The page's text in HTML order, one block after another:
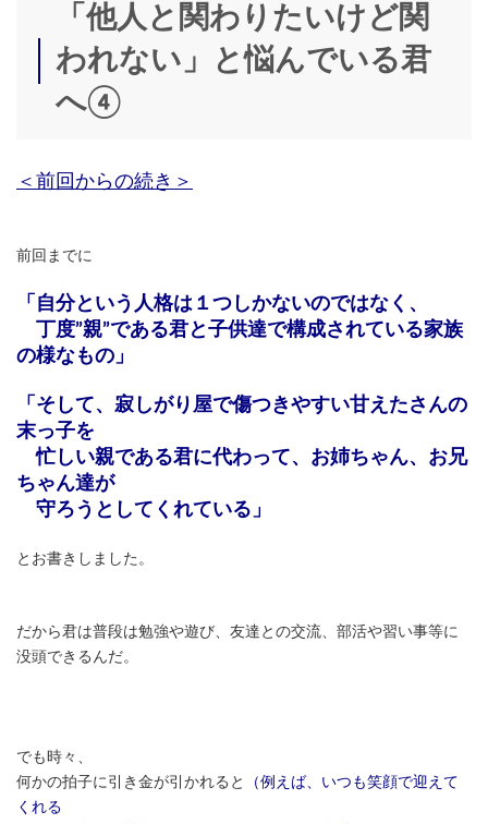
日
時
「他人と関わりたいけど関
われない」と悩んでいる君
へ④
＜前回からの続き＞
前回までに
「自分という人格は１つしかないのではなく、
丁度”親”である君と子供達で構成されている家族
の様なもの」
「そして、寂しがり屋で傷つきやすい甘えたさんの
末っ子を
忙しい親である君に代わって、お姉ちゃん、お兄
ちゃん達が
守ろうとしてくれている」
とお書きしました。
だから君は普段は勉強や遊び、友達との交流、部活や習い事等に
没頭できるんだ。
でも時々、
何かの拍子に引き金が引かれると
（例えば、いつも笑顔で迎えて
くれる